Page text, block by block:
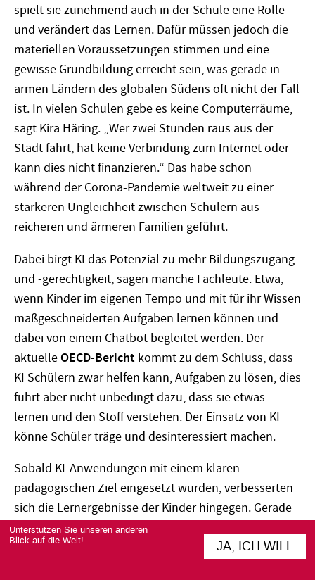
spielt sie zunehmend auch in der Schule eine Rolle
und verändert das Lernen. Dafür müssen jedoch die
materiellen Voraussetzungen stimmen und eine
gewisse Grundbildung erreicht sein, was gerade in
armen Ländern des globalen Südens oft nicht der Fall
ist. In vielen Schulen gebe es keine Computerräume,
sagt Kira Häring. „Wer zwei Stunden raus aus der
Stadt fährt, hat keine Verbindung zum Internet oder
kann dies nicht finanzieren.“ Das habe schon
während der Corona-Pandemie weltweit zu einer
stärkeren Ungleichheit zwischen Schülern aus
reicheren und ärmeren Familien geführt.
Dabei birgt KI das Potenzial zu mehr Bildungszugang
und -gerechtigkeit, sagen manche Fachleute. Etwa,
wenn Kinder im eigenen Tempo und mit für ihr Wissen
maßgeschneiderten Aufgaben lernen können und
dabei von einem Chatbot begleitet werden. Der
aktuelle OECD-Bericht kommt zu dem Schluss, dass
KI Schülern zwar helfen kann, Aufgaben zu lösen, dies
führt aber nicht unbedingt dazu, dass sie etwas
lernen und den Stoff verstehen. Der Einsatz von KI
könne Schüler träge und desinteressiert machen.
Sobald KI-Anwendungen mit einem klaren
pädagogischen Ziel eingesetzt wurden, verbesserten
sich die Lernergebnisse der Kinder hingegen. Gerade
unerfahrene Lehrer könnten durch KI-Tools ihren
Unterricht besser machen, heißt es in der Studie. Die
Unterstützen Sie unseren anderen
Blick auf die Welt!
JA, ICH WILL